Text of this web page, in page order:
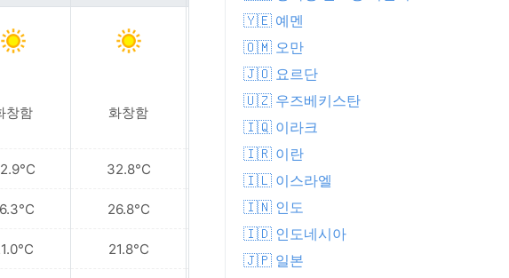
창함 화창함
32.8°C
26.8°C
21.8°C
화창함
29.8°C
🇾🇪 예멘
🇴🇲 오만
🇯🇴 요르단
🇺🇿 우즈베키스탄
🇮🇶 이라크
🇮🇷 이란
🇮🇱 이스라엘
🇮🇳 인도
🇮🇩 인도네시아
🇯🇵 일본